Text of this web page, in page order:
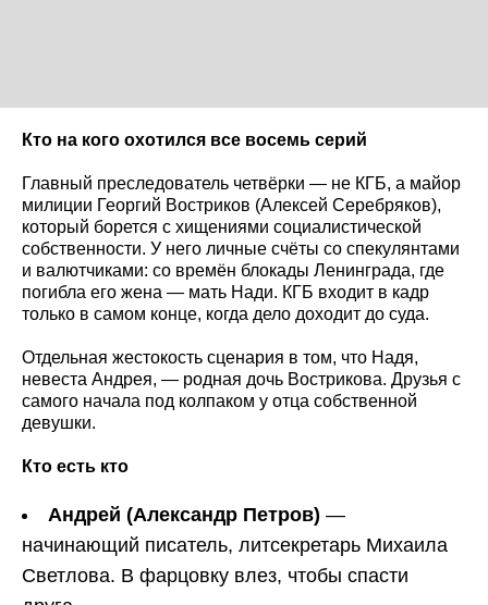
Кто на кого охотился все восемь серий
Главный преследователь четвёрки — не КГБ, а майор
милиции Георгий Востриков (Алексей Серебряков),
который борется с хищениями социалистической
собственности. У него личные счёты со спекулянтами
и валютчиками: со времён блокады Ленинграда, где
погибла его жена — мать Нади. КГБ входит в кадр
только в самом конце, когда дело доходит до суда.
Отдельная жестокость сценария в том, что Надя,
невеста Андрея, — родная дочь Вострикова. Друзья с
самого начала под колпаком у отца собственной
девушки.
Кто есть кто
Андрей (Александр Петров) —
начинающий писатель, литсекретарь Михаила
Светлова. В фарцовку влез, чтобы спасти